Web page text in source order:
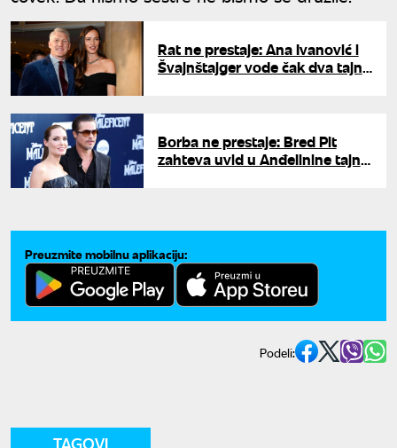
Rat ne prestaje: Ana Ivanović i
Švajnštajger vode čak dva tajna
Borba ne prestaje: Bred Pit
zahteva uvid u Anđelinine tajne
Preuzmite mobilnu aplikaciju:
Podeli:
TAGOVI